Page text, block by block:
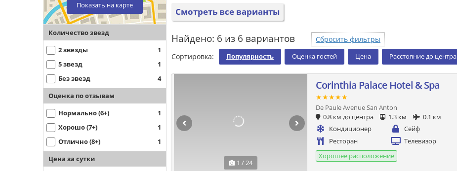
Показать на карте
Количество звезд
2 звезды
1
5 звезд
1
Без звезд
4
Оценка по отзывам
Нормально (6+)
1
Хорошо (7+)
1
Отлично (8+)
1
Цена за сутки
Смотреть все варианты
Найдено: 6 из 6 вариантов
Сбросить фильтры
Сортировка:
Популярность Оценка гостей Цена Расстояние до центра
1 / 24
Corinthia Palace Hotel & Spa
★★★★★
De Paule Avenue San Anton
0.8 км до центра
1.3 км
0.1 км
Кондиционер
Сейф
Ресторан
Телевизор
Хорошее расположение